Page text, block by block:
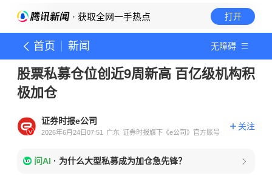
· 获取全网一手热点 打开
首页 新闻 无障碍
股票私募仓位创近9周新高 百亿级机构积
极加仓
证券时报e公司
2026年6月24日07:51 广东 证券时报旗下《e公司》官方账号
关注
问AI · 为什么大型私募成为加仓急先锋？